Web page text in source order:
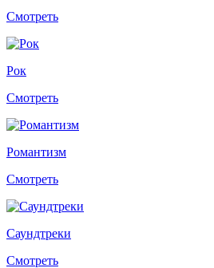
Смотреть
Рок
Смотреть
Романтизм
Смотреть
Саундтреки
Смотреть